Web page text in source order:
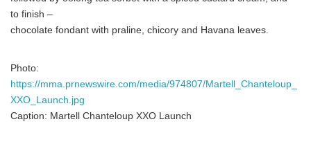
to finish –
chocolate fondant with praline, chicory and Havana leaves.
Photo:
https://mma.prnewswire.com/media/974807/Martell_Chanteloup_
XXO_Launch.jpg
Caption: Martell Chanteloup XXO Launch
English